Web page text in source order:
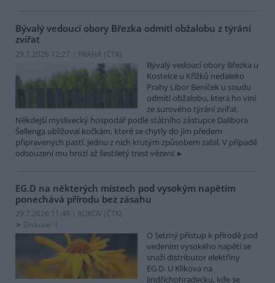
Bývalý vedoucí obory Březka odmítl obžalobu z týrání
zvířat
29.7.2026 12:27 | PRAHA (ČTK)
Bývalý vedoucí obory Březka u
Kostelce u Křížků nedaleko
Prahy Libor Beníček u soudu
odmítl obžalobu, která ho viní
ze surového týrání zvířat.
Někdejší myslivecký hospodář podle státního zástupce Dalibora
Šellenga ubližoval kočkám, které se chytly do jím předem
připravených pastí. Jednu z nich krutým způsobem zabil. V případě
odsouzení mu hrozí až šestiletý trest vězení.
EG.D na některých místech pod vysokým napětím
ponechává přírodu bez zásahu
29.7.2026 11:49 | KLIKOV (ČTK)
Diskuse: 1
O šetrný přístup k přírodě pod
vedením vysokého napětí se
snaží distributor elektřiny
EG.D. U Klikova na
Jindřichohradecku, kde se